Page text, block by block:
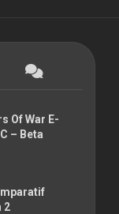
Of War E-
– Beta
2